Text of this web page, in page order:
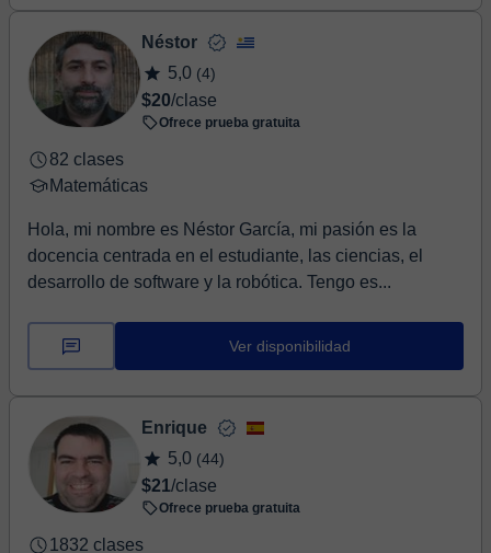
Néstor
5,0 (4)
$20/clase
Ofrece prueba gratuita
82 clases
Matemáticas
Hola, mi nombre es Néstor García, mi pasión es la
docencia centrada en el estudiante, las ciencias, el
desarrollo de software y la robótica. Tengo es...
Ver disponibilidad
Enrique
5,0 (44)
$21/clase
Ofrece prueba gratuita
1832 clases